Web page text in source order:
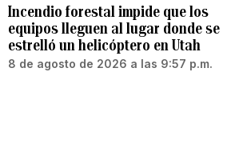
Incendio forestal impide que los
equipos lleguen al lugar donde se
estrelló un helicóptero en Utah
8 de agosto de 2026 a las 9:57 p.m.